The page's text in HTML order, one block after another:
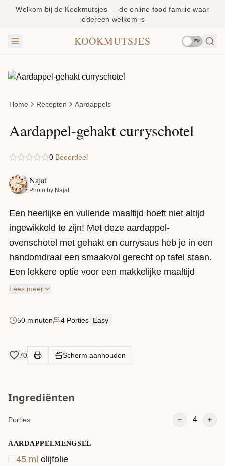
Welkom bij de Kookmutsjes — de online food familie waar
iedereen welkom is
KOOKMUTSJES EN
Home Recepten Aardappels
Aardappel-gehakt curryschotel
0 Beoordeel
Najat
Photo by Najat
Een heerlijke en vullende maaltijd hoeft niet altijd
ingewikkeld te zijn! Met deze aardappel-
ovenschotel met gehakt en currysaus heb je in een
handomdraai een smaakvol gerecht op tafel staan.
Een lekkere optie voor een makkelijke maaltijd
waar je zeker van zult genieten!
Lees meer
50 minuten 4 Porties Easy
70 Scherm aanhouden
Ingrediënten
Porties 4
AARDAPPELMENGSEL
45 ml olijfolie